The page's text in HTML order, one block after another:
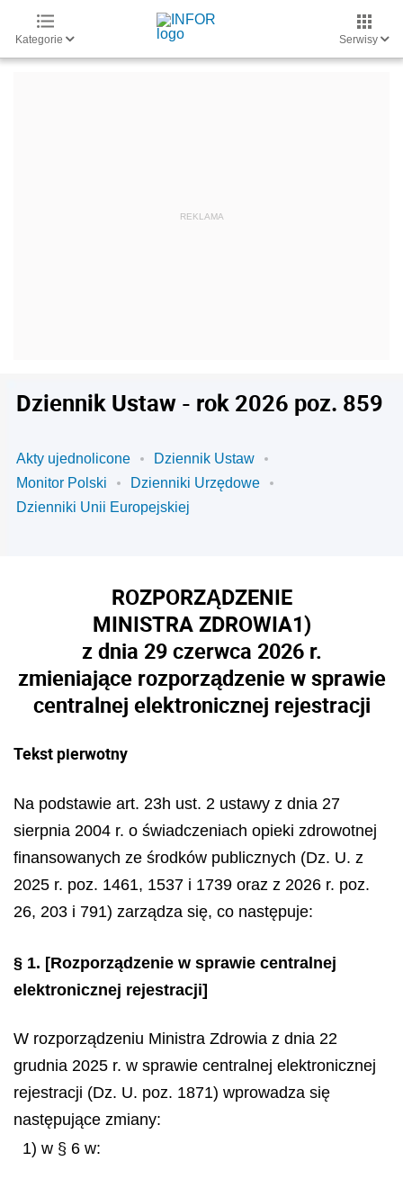
Kategorie Serwisy
Dziennik Ustaw - rok 2026 poz. 859
Akty ujednolicone
Dziennik Ustaw
Monitor Polski
Dzienniki Urzędowe
Dzienniki Unii Europejskiej
ROZPORZĄDZENIE
MINISTRA ZDROWIA1)
z dnia 29 czerwca 2026 r.
zmieniające rozporządzenie w sprawie
centralnej elektronicznej rejestracji
Tekst pierwotny
Na podstawie art. 23h ust. 2 ustawy z dnia 27
sierpnia 2004 r. o świadczeniach opieki zdrowotnej
finansowanych ze środków publicznych (Dz. U. z
2025 r. poz. 1461, 1537 i 1739 oraz z 2026 r. poz.
26, 203 i 791) zarządza się, co następuje:
§ 1. [Rozporządzenie w sprawie centralnej
elektronicznej rejestracji]
W rozporządzeniu Ministra Zdrowia z dnia 22
grudnia 2025 r. w sprawie centralnej elektronicznej
rejestracji (Dz. U. poz. 1871) wprowadza się
następujące zmiany:
1) w § 6 w: